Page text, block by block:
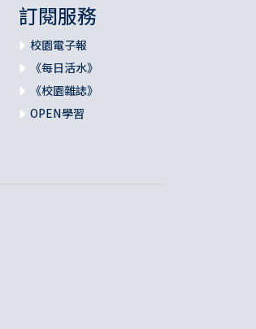
訂閱服務
校園電子報
《每日活水》
《校園雜誌》
OPEN學習